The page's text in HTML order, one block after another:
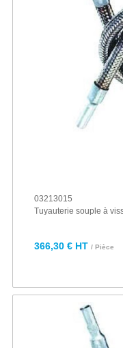
03213015
Tuyauterie souple à
366,30 € HT / Pièce